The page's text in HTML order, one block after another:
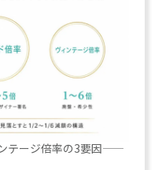
テージ倍率の3要因——